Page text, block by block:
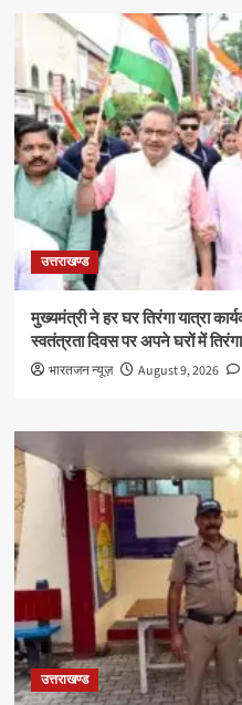
उत्तराखण्ड
मुख्यमंत्री ने हर घर तिरंगा यात्रा
स्वतंत्रता दिवस पर अपने घरों में
भारतजन न्यूज़ August 9, 2026
उत्तराखण्ड